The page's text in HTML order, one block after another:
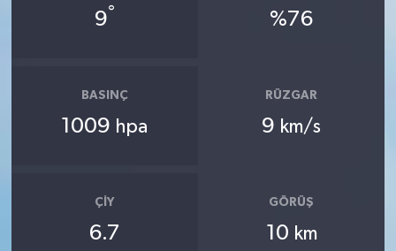
9° %76
BASINÇ
1009 hpa
RÜZGAR
9 km/s
ÇIY
6.7
GÖRÜŞ
10 km